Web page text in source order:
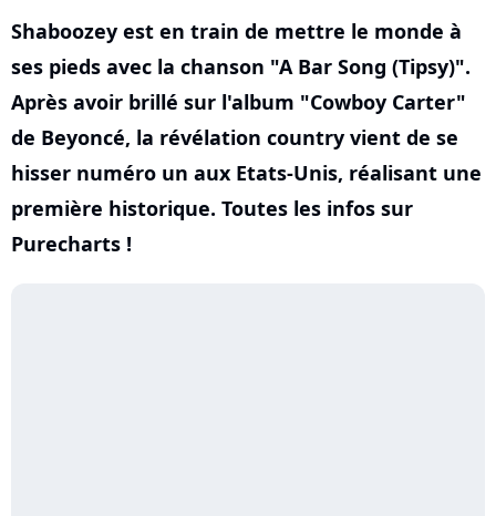
Shaboozey est en train de mettre le monde à
ses pieds avec la chanson "A Bar Song (Tipsy)".
Après avoir brillé sur l'album "Cowboy Carter"
de Beyoncé, la révélation country vient de se
hisser numéro un aux Etats-Unis, réalisant une
première historique. Toutes les infos sur
Purecharts !